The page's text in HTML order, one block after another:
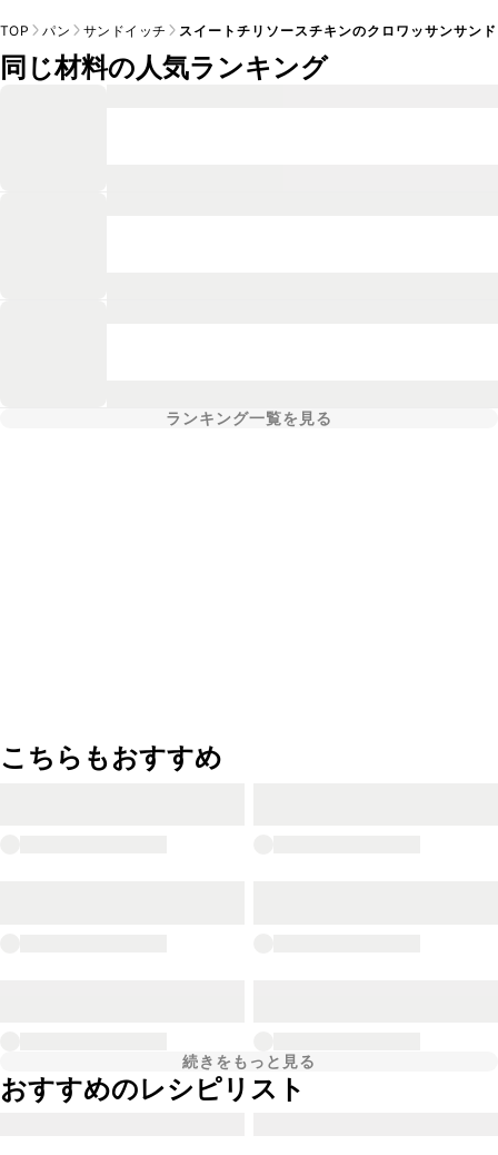
TOP パン サンドイッチ スイートチリソースチキンのクロワッサンサンド
同じ材料の人気ランキング
ランキング一覧を見る
こちらもおすすめ
続きをもっと見る
おすすめのレシピリスト